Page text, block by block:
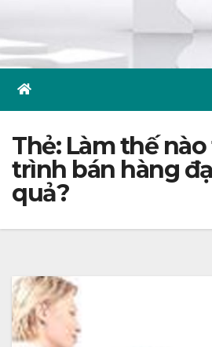
Thẻ: Làm thế
trình bán hàng
quả?